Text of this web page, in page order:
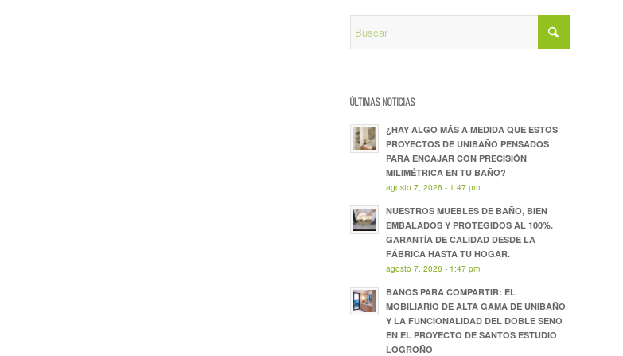
ÚLTIMAS NOTICIAS
¿HAY ALGO MÁS A MEDIDA QUE ESTOS
PROYECTOS DE UNIBAÑO PENSADOS
PARA ENCAJAR CON PRECISIÓN
MILIMÉTRICA EN TU BAÑO?
agosto 7, 2026 - 1:47 pm
NUESTROS MUEBLES DE BAÑO, BIEN
EMBALADOS Y PROTEGIDOS AL 100%.
GARANTÍA DE CALIDAD DESDE LA
FÁBRICA HASTA TU HOGAR.
agosto 7, 2026 - 1:47 pm
BAÑOS PARA COMPARTIR: EL
MOBILIARIO DE ALTA GAMA DE UNIBAÑO
Y LA FUNCIONALIDAD DEL DOBLE SENO
EN EL PROYECTO DE SANTOS ESTUDIO
LOGROÑO